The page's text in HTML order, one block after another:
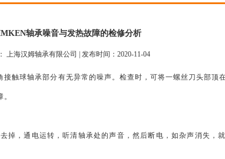
轴承噪音与发热故障的检修分析
上海汉姆轴承有限公司 | 发布时间：2020-11-04
触球轴承部分有无异常的噪声。检查时，可将一螺丝刀头部顶
掉，通电运转，听清轴承处的声音，然后断电，如杂声消失，